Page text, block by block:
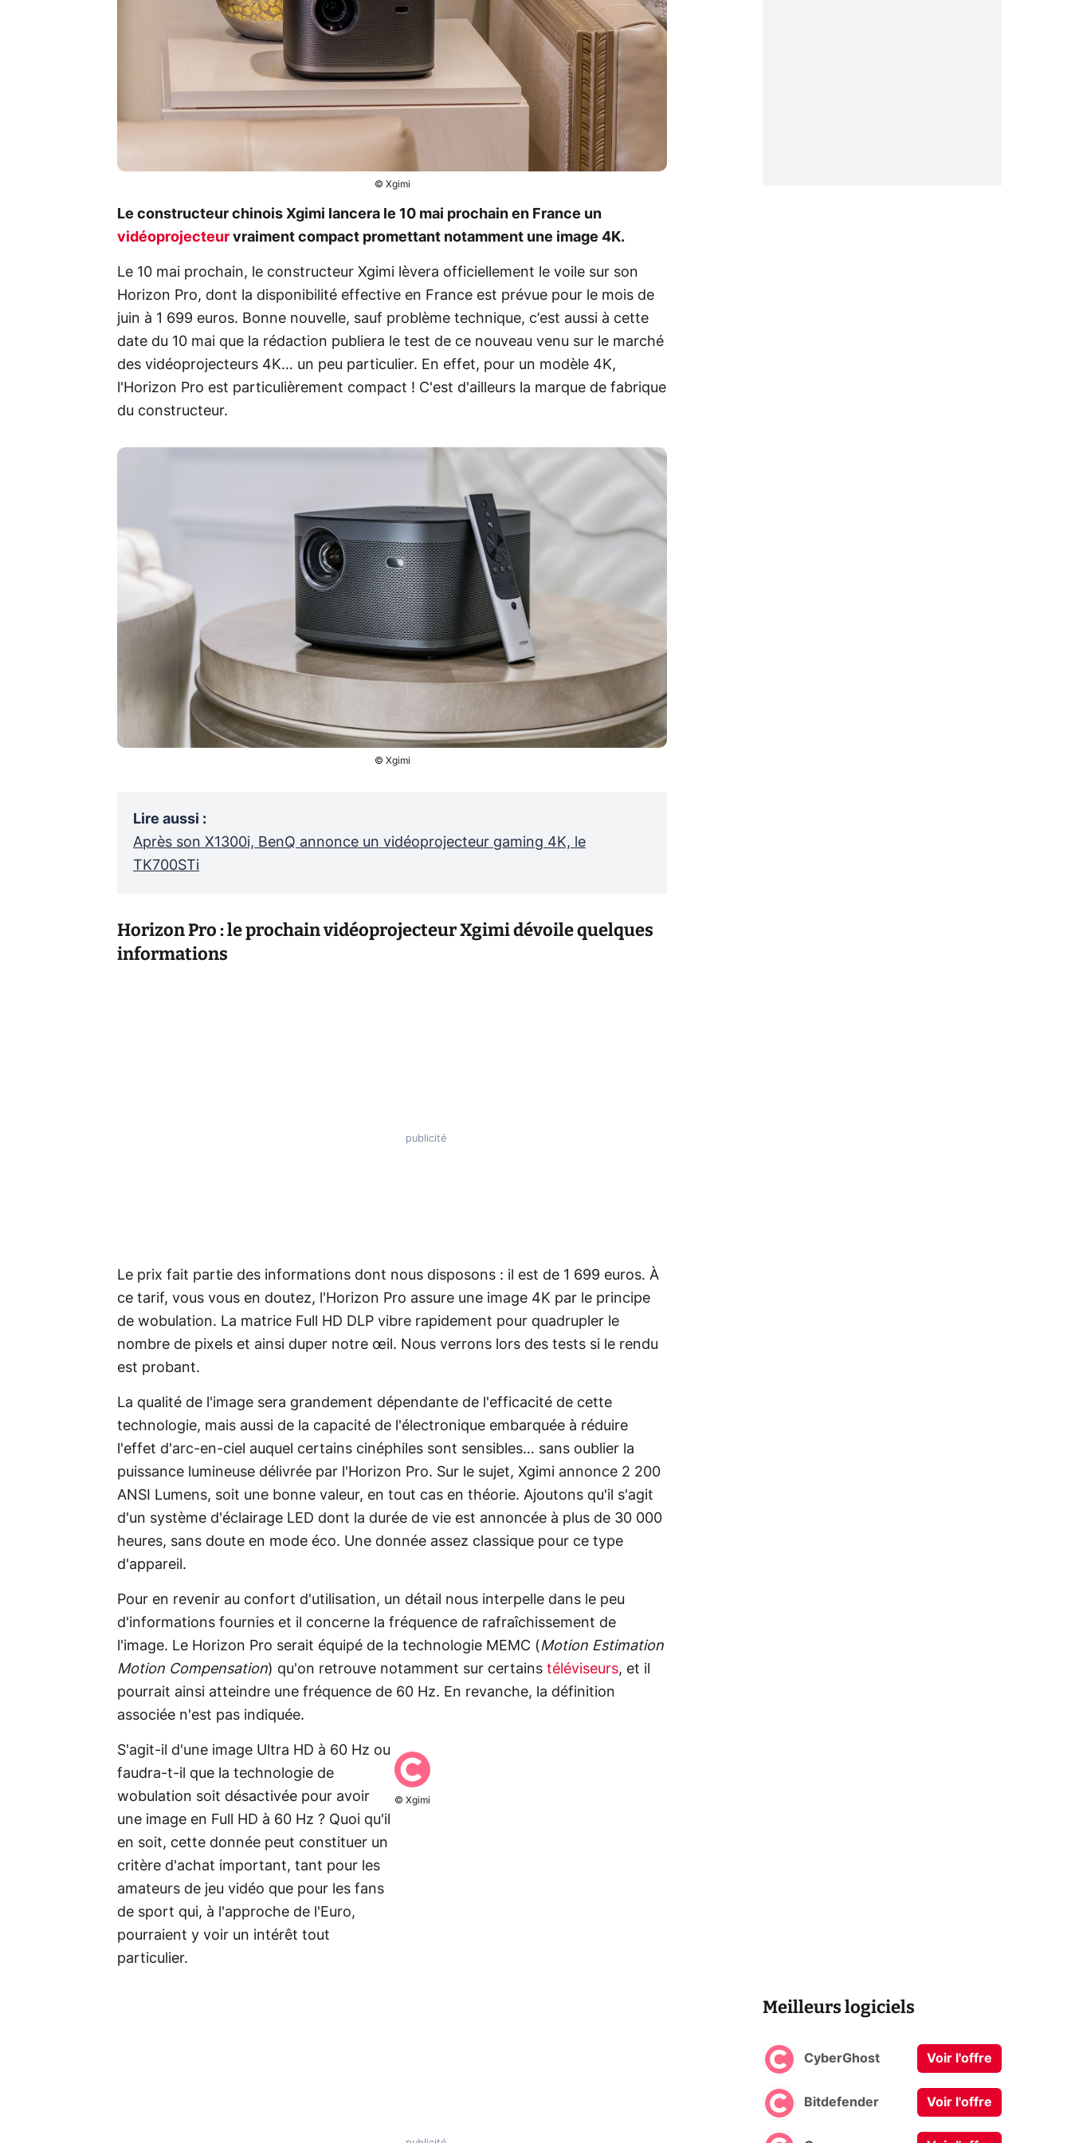
© Xgimi
Le constructeur chinois Xgimi lancera le 10 mai prochain en France un
vidéoprojecteur vraiment compact promettant notamment une image 4K.
Le 10 mai prochain, le constructeur Xgimi lèvera officiellement le voile sur son
Horizon Pro, dont la disponibilité effective en France est prévue pour le mois de
juin à 1 699 euros. Bonne nouvelle, sauf problème technique, c’est aussi à cette
date du 10 mai que la rédaction publiera le test de ce nouveau venu sur le marché
des vidéoprojecteurs 4K… un peu particulier. En effet, pour un modèle 4K,
l'Horizon Pro est particulièrement compact ! C'est d'ailleurs la marque de fabrique
du constructeur.
© Xgimi
Lire aussi :
Après son X1300i, BenQ annonce un vidéoprojecteur gaming 4K, le
TK700STi
Horizon Pro : le prochain vidéoprojecteur Xgimi dévoile quelques
informations
Le prix fait partie des informations dont nous disposons : il est de 1 699 euros. À
ce tarif, vous vous en doutez, l'Horizon Pro assure une image 4K par le principe
de wobulation. La matrice Full HD DLP vibre rapidement pour quadrupler le
nombre de pixels et ainsi duper notre œil. Nous verrons lors des tests si le rendu
est probant.
La qualité de l'image sera grandement dépendante de l'efficacité de cette
technologie, mais aussi de la capacité de l'électronique embarquée à réduire
l'effet d'arc-en-ciel auquel certains cinéphiles sont sensibles… sans oublier la
puissance lumineuse délivrée par l'Horizon Pro. Sur le sujet, Xgimi annonce 2 200
ANSI Lumens, soit une bonne valeur, en tout cas en théorie. Ajoutons qu'il s'agit
d'un système d'éclairage LED dont la durée de vie est annoncée à plus de 30 000
heures, sans doute en mode éco. Une donnée assez classique pour ce type
d'appareil.
Pour en revenir au confort d'utilisation, un détail nous interpelle dans le peu
d'informations fournies et il concerne la fréquence de rafraîchissement de
l'image. Le Horizon Pro serait équipé de la technologie MEMC (Motion Estimation
Motion Compensation) qu'on retrouve notamment sur certains téléviseurs, et il
pourrait ainsi atteindre une fréquence de 60 Hz. En revanche, la définition
associée n'est pas indiquée.
S'agit-il d'une image Ultra HD à 60 Hz ou
faudra-t-il que la technologie de
wobulation soit désactivée pour avoir
une image en Full HD à 60 Hz ? Quoi qu'il
en soit, cette donnée peut constituer un
critère d'achat important, tant pour les
amateurs de jeu vidéo que pour les fans
de sport qui, à l'approche de l'Euro,
pourraient y voir un intérêt tout
particulier.
© Xgimi
Meilleurs logiciels
CyberGhost Voir l'offre
Bitdefender Voir l'offre